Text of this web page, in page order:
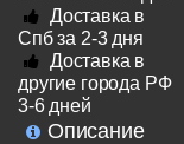
Доставка в
Спб за 2-3 дня
Доставка в
другие города РФ
3-6 дней
Описание